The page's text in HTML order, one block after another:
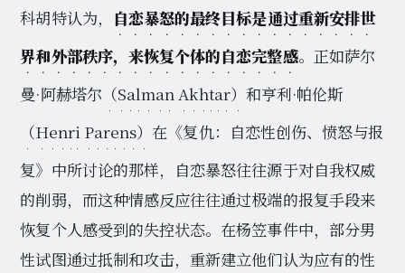
科胡特认为， 自恋暴怒的最终目标是通过重新安排世
界和外部秩序，来恢复个体的自恋完整感。正如萨尔
曼·阿赫塔尔 （Salman Akhtar） 和亨利·帕伦斯
（Henri Parens） 在《复仇：自恋性创伤、愤怒与报
复》中所讨论的那样，自恋暴怒往往源于对自我权威
的削弱，而这种情感反应往往通过极端的报复手段来
恢复个人感受到的失控状态。在杨笠事件中，部分男
性试图通过抵制和攻击，重新建立他们认为应有的性